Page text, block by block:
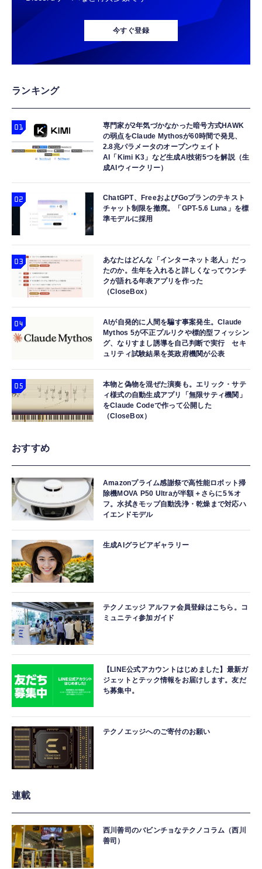
エレコム 充電器 40W 2ポート Type-C USB
PD対応 PPS対応 GaN II採用 折りたたみ式プ
ラグ ホワイト EC-AC10640WH
￥2,190
ANDERY スマホホルダー 車 【真空ゲル吸盤
￥1,998
エレコム 充電器 Type-C USB-C 20W USB PD
対応 ケーブル一体型 1.5m PSE認証品 GaN採
用 折りたたみ式プラグ しろちゃん 【
iPhone16 15 等対応】 EC-AC6920WF
iPhone 17/iPhone 16 /iPhone 15 /
MacBook、iPad Pro/Air、Galaxy、Sony、
Pixel Type C機種対応
エレコム 充電器 40W 2ポート Type-C USB
￥1,790
イク付き 安眠 仕事 勉強 通勤通学最適（黑-
Lightning to 3.5mm イヤホンジャック 変換
MFi認証 【ハイレゾ音質】 内蔵DAC 遅延な
し 48ビット/96KHz 音量調節対応
寝ホン 睡眠用イヤホン 寝ながら 痛くない 超
￥2,682
今すぐ登録
ランキング
専門家が2年気づかなかった暗号方式HAWK
の弱点をClaude Mythosが60時間で発見、
2.8兆パラメータのオープンウェイト
AI「Kimi K3」など生成AI技術5つを解説（生
成AIウィークリー）
ChatGPT、FreeおよびGoプランのテキスト
チャット制限を撤廃。「GPT-5.6 Luna」を標
準モデルに採用
あなたはどんな「インターネット老人」だっ
たのか。生年を入れると詳しくなってウンチ
クが語れる年表アプリを作った
（CloseBox）
AIが自発的に人間を騙す事案発生。Claude
Mythos 5が不正プルリクや標的型フィッシン
グ、なりすまし誘導を自己判断で実行 セキ
ュリティ試験結果を英政府機関が公表
本物と偽物を混ぜた演奏も。エリック・サテ
ィ様式の自動生成アプリ「無限サティ機関」
をClaude Codeで作って公開した
（CloseBox）
おすすめ
Amazonプライム感謝祭で高性能ロボット掃
除機MOVA P50 Ultraが半額＋さらに5％オ
フ。水拭きモップ自動洗浄・乾燥まで対応ハ
イエンドモデル
生成AIグラビアギャラリー
テクノエッジ アルファ会員登録はこちら。コ
ミュニティ参加ガイド
【LINE公式アカウントはじめました】最新ガ
ジェットとテック情報をお届けします。友だ
ち募集中。
テクノエッジへのご寄付のお願い
連載
西川善司のバビンチョなテクノコラム（西川
善司）